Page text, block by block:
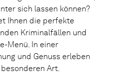
sich lassen können?
Ihnen die perfekte
Kriminalfällen und
Menü. In einer
und Genuss erleben
Art.